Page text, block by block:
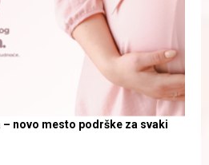
novo mesto podrške za svaki